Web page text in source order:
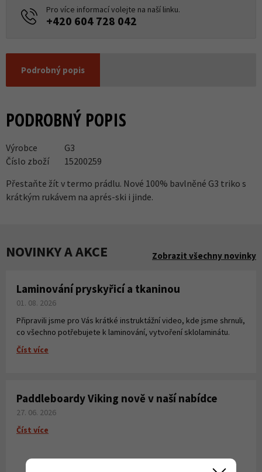
Pro více informací volejte na naší linku.
+420 604 728 042
Podrobný popis
PODROBNÝ POPIS
Výrobce
G3
Číslo zboží
15200259
Přestaňte žít v termo prádlu. Nové 100% bavlněné G3 triko s
krátkým rukávem na aprés-ski i jinde.
NOVINKY A AKCE Zobrazit všechny novinky
Laminování pryskyřicí a tkaninou
01. 08. 2026
Připravili jsme pro Vás krátké instruktážní video, kde jsme shrnuli,
co všechno potřebujete k laminování, vytvoření sklolaminátu.
Číst více
Paddleboardy Viking nově v naší nabídce
27. 06. 2026
Číst více